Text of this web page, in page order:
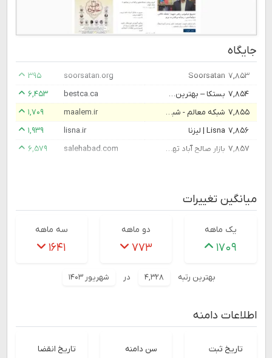
جایگاه
۷,۸۵۳ Soorsatan
soorsatan.org
۳۹۵
۷,۸۵۴
بستکا – بهترین‌های کانادا bestca.ca
۶,۴۵۳
۷,۸۵۵
شبکه معالم - شبکه معالم maalem.ir
۱,۷۰۹
۷,۸۵۶ Lisna | لیزنا lisna.ir
۱,۹۳۹
۷,۸۵۷
بازار صالح آباد تهران - فروش آنلاین salehabad.com ۶,۵۷۹
میانگین تغییرات
یک ماهه
۱۷۰۹
دو ماهه
۷۷۳
سه ماهه
۱۶۴۱
بهترین رتبه ۴,۳۲۸ در شهریور ۱۴۰۳
اطلاعات دامنه
تاریخ ثبت سن دامنه تاریخ انقضا